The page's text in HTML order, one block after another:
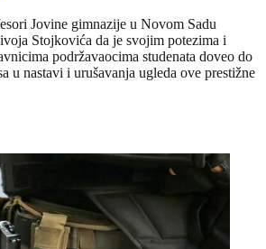
Jovine gimnazije u Novom Sadu
Stojkovića da je svojim potezima i
podržavaocima studenata doveo do
u nastavi i urušavanja ugleda ove prestižne